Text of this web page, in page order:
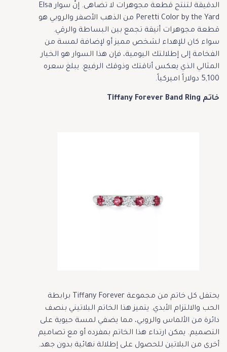
الدقيقة لتنتج قطعة مجوهرات لا تضاهى. إنّ سوار Elsa
Peretti Color by the Yard من الذهب الأصفر والروبي هو
قطعة مجوهرات أنيقة تجمع بين البساطة والرقي.
سواء كان للإهداء لشخص مميز أو لإضافة لمسة من
الفخامة إلى إطلالتك اليومية، فإن هذا السوار هو الخيار
المثالي الذي يعكس أناقتك وذوقك الرفيع. يبلغ سعره
5,100 دولاراً اميركياً.
خاتم Tiffany Forever Band Ring
يحتفل كل خاتم من مجموعة Tiffany Forever برابطة
الحب والالتزام الأبدي. يتميز هذا الخاتم البلاتيني بنصف
دائرة من الألماس والروبي، مما يضفي لمسة حيوية على
التصميم. يمكن ارتداء هذا الخاتم بمفرده أو مع تصاميم
أخرى من البلاتين للحصول على إطلالة نهائية بدون جهد.